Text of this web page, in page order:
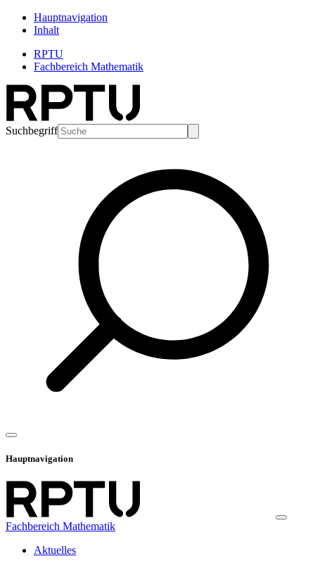
Hauptnavigation
Inhalt
RPTU
Fachbereich Mathematik
Suchbegriff
Hauptnavigation
Fachbereich Mathematik
Aktuelles